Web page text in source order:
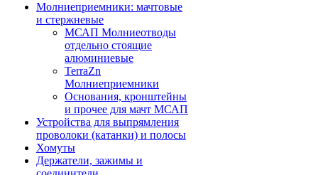
Молниеприемники: мачтовые
и стержневые
МСАП Молниеотводы
отдельно стоящие
алюминиевые
TerraZn
Молниеприемники
Основания, кронштейны
и прочее для мачт МСАП
Устройства для выпрямления
проволоки (катанки) и полосы
Хомуты
Держатели, зажимы и